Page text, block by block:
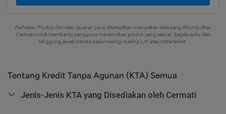
Perhatian: Produk dan/atau layanan yang ditampilkan merupakan data yang dikumpulkan
Cermati untuk membantu pengguna menemukan produk yang sesuai. Segala risiko dan
tanggung jawab berada pada masing-masing LJK atau mitra terkait.
Tentang Kredit Tanpa Agunan (KTA) Semua
Jenis-Jenis KTA yang Disediakan oleh Cermati